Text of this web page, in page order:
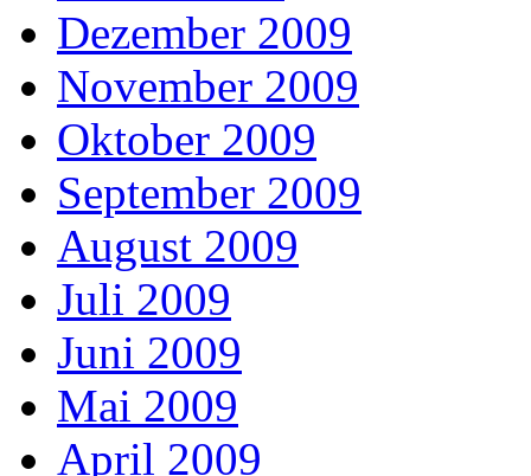
Dezember 2009
November 2009
Oktober 2009
September 2009
August 2009
Juli 2009
Juni 2009
Mai 2009
April 2009